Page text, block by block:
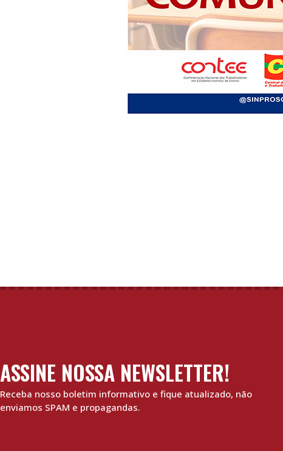
ASSINE NOSSA NEWSLETTER!
Receba nosso boletim informativo e fique atualizado, não
enviamos SPAM e propagandas.